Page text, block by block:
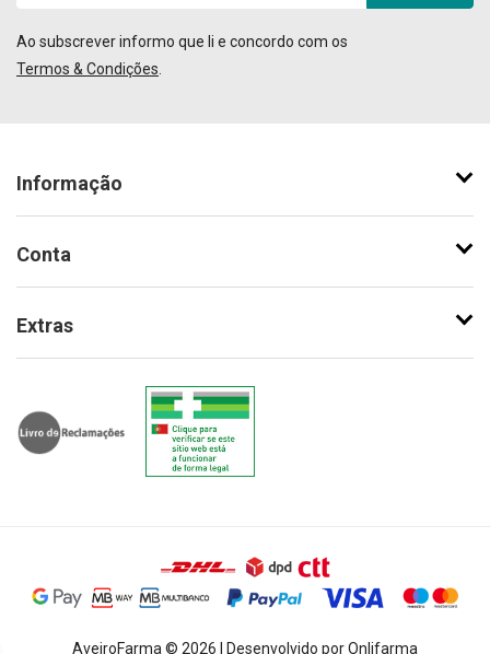
Ao subscrever informo que li e concordo com os
Termos & Condições
Informação
Conta
Extras
AveiroFarma © 2026 | Desenvolvido por Onlifarma